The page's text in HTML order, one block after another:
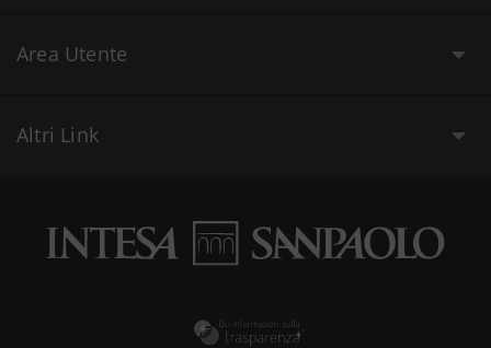
Area Utente
Altri Link